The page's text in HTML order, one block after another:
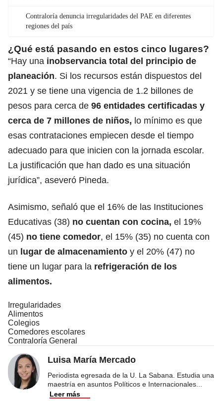
Contraloría denuncia irregularidades del PAE en diferentes
regiones del país
¿Qué está pasando en estos cinco lugares?
“Hay una inobservancia total del principio de
planeación. Si los recursos están dispuestos del
2021 y se tiene una vigencia de 1.2 billones de
pesos para cerca de 96 entidades certificadas y
cerca de 7 millones de niños, lo mínimo es que
esas contrataciones empiecen desde el tiempo
adecuado para que inicien con la jornada escolar.
La justificación que han dado es una situación
jurídica”, aseveró Pineda.
Asimismo, señaló que el 16% de las Instituciones
Educativas (38) no cuentan con cocina, el 19%
(45) no tiene comedor, el 15% (35) no cuenta con
un lugar de almacenamiento y el 20% (47) no
tiene un lugar para la refrigeración de los
alimentos.
Irregularidades
Alimentos
Colegios
Comedores escolares
Contraloría General
Luisa María Mercado
Periodista egresada de la U. La Sabana. Estudia una
maestría en asuntos Políticos e Internacionales
Leer más